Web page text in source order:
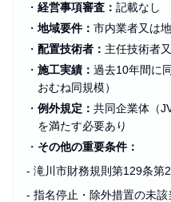
・ 経営事項審査： 記載なし
・ 地域要件： 市内業者又は
・ 配置技術者： 主任技術者
・ 施工実績： 過去10年間に
おむね同規模）
・ 例外規定： 共同企業体（
を満たす必要あり
・ その他の重要条件：
- 滝川市財務規則第129条第
- 指名停止・除外措置の未該